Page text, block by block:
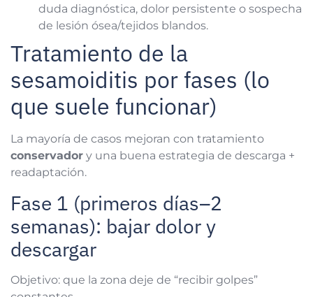
duda diagnóstica, dolor persistente o sospecha
de lesión ósea/tejidos blandos.
Tratamiento de la
sesamoiditis por fases (lo
que suele funcionar)
La mayoría de casos mejoran con tratamiento
conservador y una buena estrategia de descarga +
readaptación.
Fase 1 (primeros días–2
semanas): bajar dolor y
descargar
Objetivo: que la zona deje de “recibir golpes”